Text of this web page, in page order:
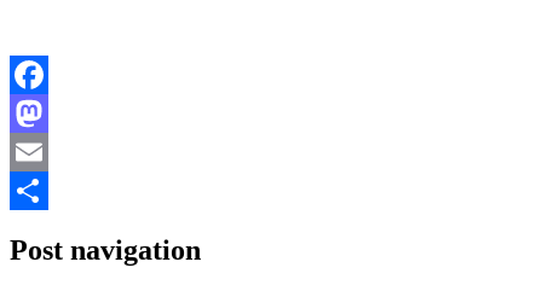
Facebook
Mastodon
Email
Post navigation